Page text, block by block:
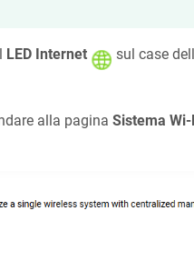
LED Internet
sul case
alla pagina Sistema